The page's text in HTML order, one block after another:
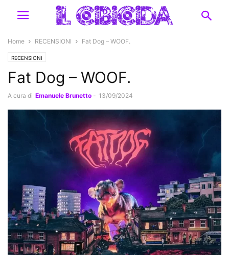
Home RECENSIONI Fat Dog – WOOF.
RECENSIONI
Fat Dog – WOOF.
A cura di Emanuele Brunetto - 13/09/2024